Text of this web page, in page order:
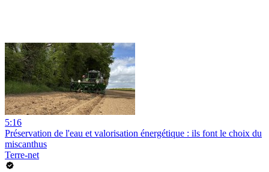
5:16
Préservation de l'eau et valorisation énergétique : ils font le choix du
miscanthus
Terre-net